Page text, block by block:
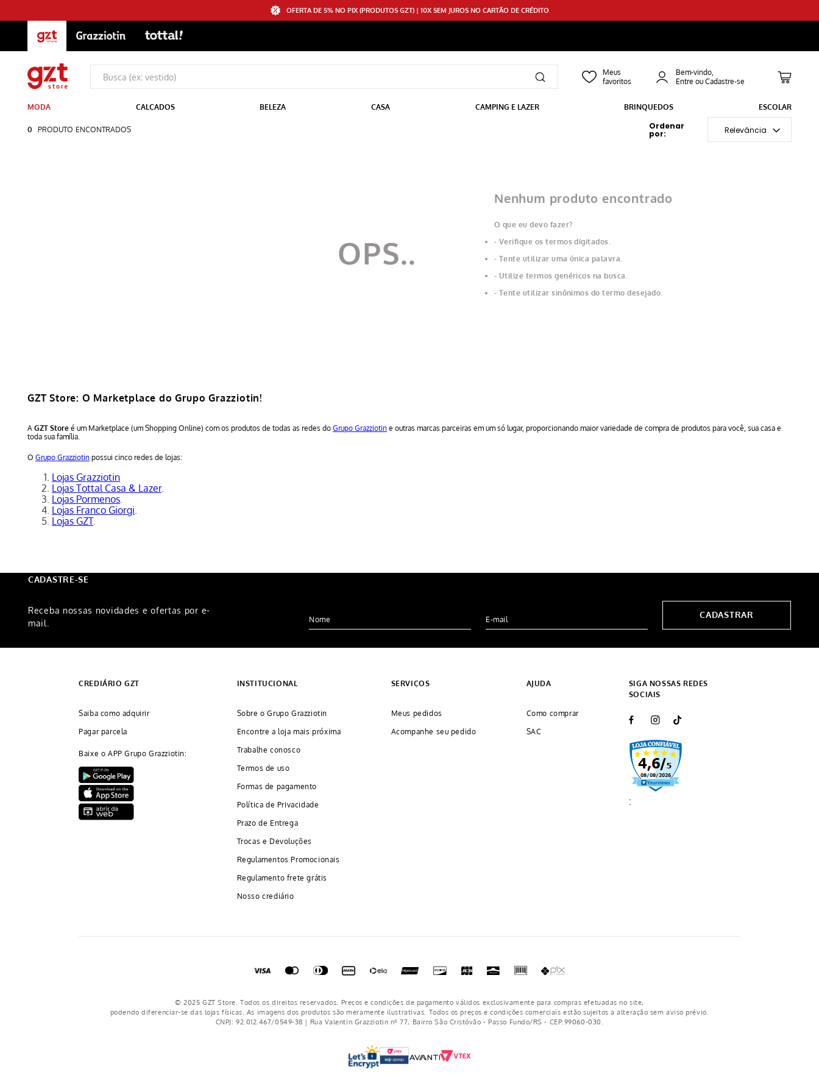
OFERTA DE 5% NO PIX (PRODUTOS GZT) | 10X SEM JUROS NO CARTÃO DE CRÉDITO
Bem-vindo,
MODA CALÇADOS BELEZA CASA CAMPING E LAZER BRINQUEDOS ESCOLAR
0 PRODUTO Relevância
Nenhum produto encontrado
O que eu devo fazer?
Verifique os termos digitados.
Tente utilizar uma única palavra.
Utilize termos genéricos na busca.
Tente utilizar sinônimos do termo desejado.
GZT Store: O Marketplace do Grupo Grazziotin!
A GZT Store é um Marketplace (um Shopping Online) com os produtos de todas as redes do Grupo Grazziotin e outras marcas parceiras em um só lugar, proporcionando maior variedade de compra de produtos para você, sua casa e
toda sua família.
O Grupo Grazziotin possui cinco redes de lojas:
Lojas Grazziotin
Lojas Tottal Casa & Lazer.
Lojas Pormenos
Lojas Franco Giorgi
Lojas GZT.
CADASTRE-SE
Receba nossas novidades e ofertas por e-
mail.
CADASTRAR
CREDIÁRIO GZT
Saiba como adquirir
Pagar parcela
Baixe o APP Grupo Grazziotin:
INSTITUCIONAL
Sobre o Grupo Grazziotin
Encontre a loja mais próxima
Trabalhe conosco
Termos de uso
Formas de pagamento
Política de Privacidade
Prazo de Entrega
Trocas e Devoluções
Regulamentos Promocionais
Regulamento frete grátis
Nosso crediário
SERVIÇOS
Meus pedidos
Acompanhe seu pedido
AJUDA
Como comprar
SAC
SIGA NOSSAS REDES
SOCIAIS
:
© 2025 GZT Store. Todos os direitos reservados. Preços e condições de pagamento válidos exclusivamente para compras efetuadas no site,
podendo diferenciar-se das lojas físicas. As imagens dos produtos são meramente ilustrativas. Todos os preços e condições comerciais estão sujeitos a alteração sem aviso prévio.
CNPJ: 92.012.467/0549-38 | Rua Valentin Grazziotin nº 77, Bairro São Cristóvão - Passo Fundo/RS - CEP:99060-030.